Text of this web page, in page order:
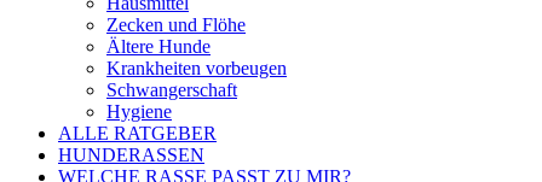
Zecken und Flöhe
Ältere Hunde
Krankheiten vorbeugen
Schwangerschaft
Hygiene
ALLE RATGEBER
HUNDERASSEN
WELCHE RASSE PASST ZU MIR?